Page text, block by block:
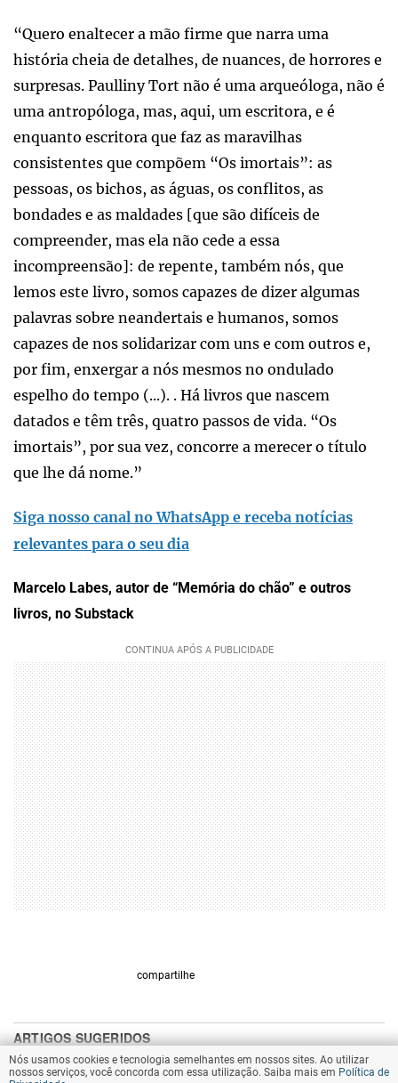
“Quero enaltecer a mão firme que narra uma
história cheia de detalhes, de nuances, de horrores e
surpresas. Paulliny Tort não é uma arqueóloga, não é
uma antropóloga, mas, aqui, um escritora, e é
enquanto escritora que faz as maravilhas
consistentes que compõem “Os imortais”: as
pessoas, os bichos, as águas, os conflitos, as
bondades e as maldades [que são difíceis de
compreender, mas ela não cede a essa
incompreensão]: de repente, também nós, que
lemos este livro, somos capazes de dizer algumas
palavras sobre neandertais e humanos, somos
capazes de nos solidarizar com uns e com outros e,
por fim, enxergar a nós mesmos no ondulado
espelho do tempo (...). . Há livros que nascem
datados e têm três, quatro passos de vida. “Os
imortais”, por sua vez, concorre a merecer o título
que lhe dá nome.”
Siga nosso canal no WhatsApp e receba notícias
relevantes para o seu dia
Marcelo Labes, autor de “Memória do chão” e outros
livros, no Substack
compartilhe
Nós usamos cookies e tecnologia semelhantes em nossos sites. Ao utilizar
nossos serviços, você concorda com essa utilização. Saiba mais em Política de